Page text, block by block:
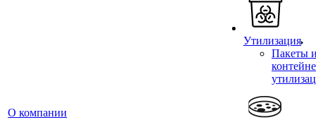
О компании
Утилизация
Пакеты